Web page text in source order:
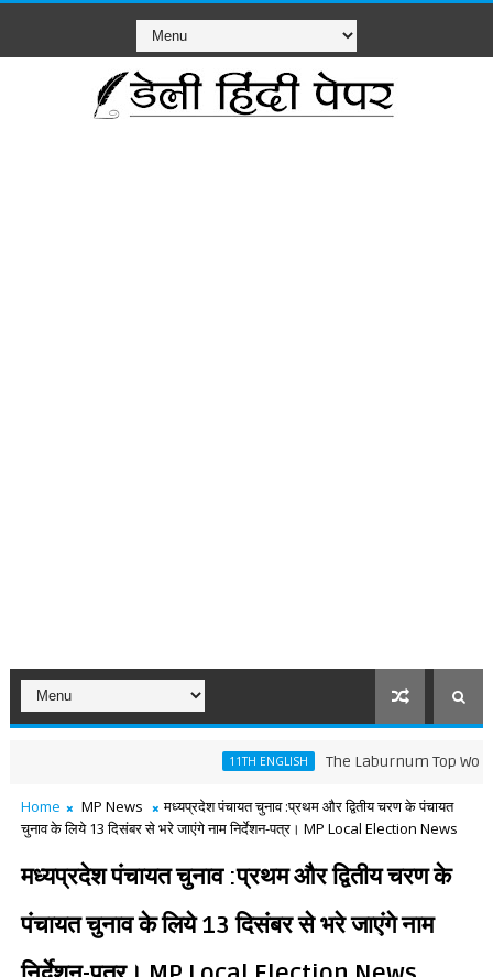
11TH ENGLISH The Laburnum Top Words
Home MP News
मध्यप्रदेश पंचायत चुनाव :प्रथम और द्वितीय चरण के पंचायत
चुनाव के लिये 13 दिसंबर से भरे जाएंगे नाम निर्देशन-पत्र। MP Local Election News
मध्यप्रदेश पंचायत चुनाव :प्रथम और द्वितीय चरण के
पंचायत चुनाव के लिये 13 दिसंबर से भरे जाएंगे नाम